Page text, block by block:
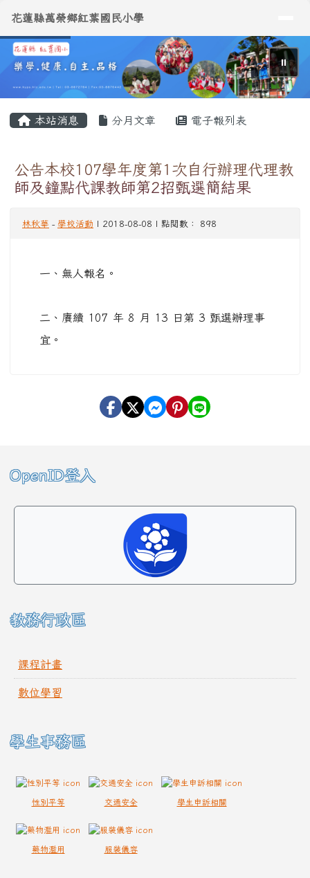
花蓮縣萬榮鄉紅葉國民小學
導覽列
花蓮縣萬榮鄉紅葉國民小學
⏸
本站消息 分月文章 電子報列表
公告本校107學年度第1次自行辦理代理教
師及鐘點代課教師第2招甄選簡結果
林秋華 - 學校活動 | 2018-08-08 | 點閱數： 898
一、無人報名。
二、賡續 107 年 8 月 13 日第 3 甄選辦理事
宜。
左邊區域內容
OpenID登入
教務行政區
課程計畫
數位學習
學生事務區
性別平等 交通安全 學生申訴相關
藥物濫用 服裝儀容